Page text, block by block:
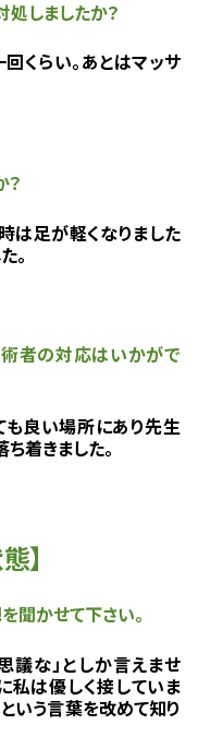
しましたか？
くらい。あとはマッサ
は足が軽くなりました
。
者の対応はいかがで
良い場所にあり先生
着きました。
】
かせて下さい。
な」としか言えませ
は優しく接していま
いう言葉を改めて知り